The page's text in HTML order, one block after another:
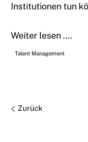
Institutionen tun
Weiter lesen ....
Talent Management
Zurück